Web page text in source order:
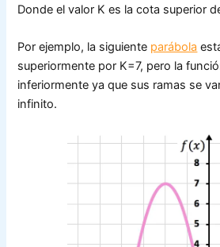
Donde el valor K es la cota superior
Por ejemplo, la siguiente parábola
superiormente por K=7, pero la
inferiormente ya que sus ramas se
infinito.